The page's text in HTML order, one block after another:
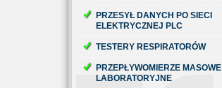
PRZESYŁ DANYCH PO SIECI
ELEKTRYCZNEJ PLC
TESTERY RESPIRATORÓW
PRZEPŁYWOMIERZE MASOWE
LABORATORYJNE